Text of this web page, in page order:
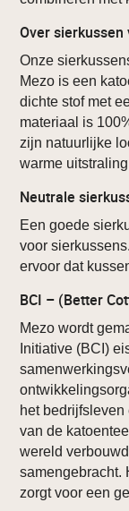
Over sierkussen
Onze
Mezo is een
dichte stof met
materiaal is
zijn natuurlijke
warme
Neutrale
Een goede
voor
ervoor dat
BCI – (Better
Mezo wordt
Initiative (BCI)
het
van de
wereld
samengebracht.
zorgt voor een